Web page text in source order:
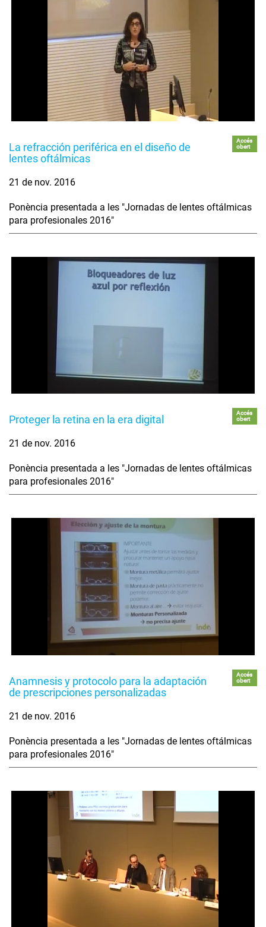
La refracción periférica en el diseño de
lentes oftálmicas
Accés
obert
21 de nov. 2016
Ponència presentada a les "Jornadas de lentes oftálmicas
para profesionales 2016"
Proteger la retina en la era digital
Accés
obert
21 de nov. 2016
Ponència presentada a les "Jornadas de lentes oftálmicas
para profesionales 2016"
Anamnesis y protocolo para la adaptación
de prescripciones personalizadas
Accés
obert
21 de nov. 2016
Ponència presentada a les "Jornadas de lentes oftálmicas
para profesionales 2016"